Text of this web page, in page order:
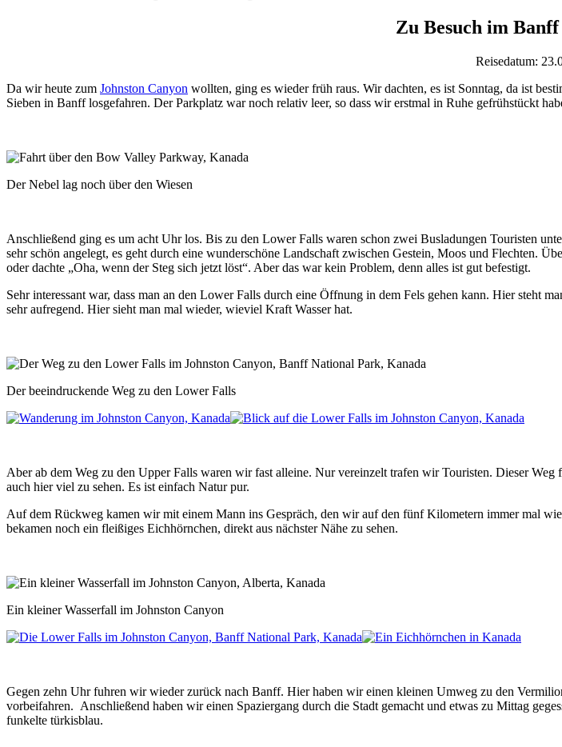
Zu Besuch im
Reisedatum:
Da wir heute zum Johnston Canyon wollten, ging es wieder früh raus. Wir dachten, es ist Sonntag, da ist
Sieben in Banff losgefahren. Der Parkplatz war noch relativ leer, so dass wir erstmal in Ruhe gefrühstückt
Der Nebel lag noch über den Wiesen
Anschließend ging es um acht Uhr los. Bis zu den Lower Falls waren schon zwei Busladungen Touristen
sehr schön angelegt, es geht durch eine wunderschöne Landschaft zwischen Gestein, Moos und Flechten.
oder dachte „Oha, wenn der Steg sich jetzt löst“. Aber das war kein Problem, denn alles ist gut befestigt.
Sehr interessant war, dass man an den Lower Falls durch eine Öffnung in dem Fels gehen kann. Hier steht
sehr aufregend. Hier sieht man mal wieder, wieviel Kraft Wasser hat.
Der beeindruckende Weg zu den Lower Falls
Aber ab dem Weg zu den Upper Falls waren wir fast alleine. Nur vereinzelt trafen wir Touristen. Dieser
auch hier viel zu sehen. Es ist einfach Natur pur.
Auf dem Rückweg kamen wir mit einem Mann ins Gespräch, den wir auf den fünf Kilometern immer mal
bekamen noch ein fleißiges Eichhörnchen, direkt aus nächster Nähe zu sehen.
Ein kleiner Wasserfall im Johnston Canyon
Gegen zehn Uhr fuhren wir wieder zurück nach Banff. Hier haben wir einen kleinen Umweg zu den
vorbeifahren. Anschließend haben wir einen Spaziergang durch die Stadt gemacht und etwas zu Mittag
funkelte türkisblau.